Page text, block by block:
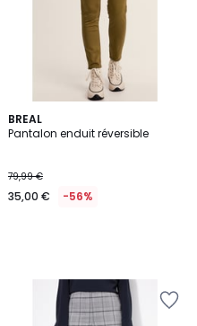
BREAL
Pantalon enduit réversible
79,99 €
35,00 € -56%